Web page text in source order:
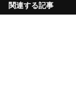
関連する記事